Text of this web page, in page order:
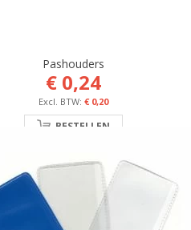
Pashouders
€ 0,24
€ 0,20
BESTELLEN